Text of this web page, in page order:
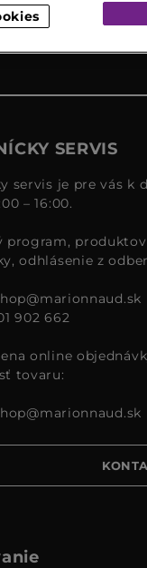
SERVIS
servis je pre vás k
– 16:00.
program,
odhlásenie z
902 662
online
tovaru: